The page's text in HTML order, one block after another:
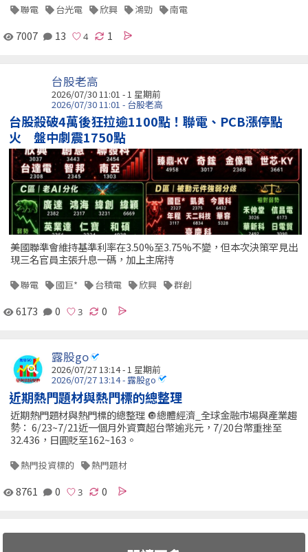
聯電 台光電 欣興 鴻勁 南電
7007 13 1
台股老高
2026/07/30 11:01 - 1 星期前
2026/07/30 11:01 - 台股老高
台股殺破4萬後狂拉逾1100點！聯電、PCB漲停點
火 盤中劇震1750點
美國聯準會維持基準利率在3.50%至3.75%不變，但本次決策罕見出
現三名官員主張升息一碼，加上主席持
聯電 國巨* 台積電 欣興 群創
6173 0 0
露股go
2026/07/27 13:14 - 1 星期前
2026/07/27 13:14 - 露股go
近期熱門題材與熱門標的總整理
近期熱門題材與熱門標的總整理 🔘總體經濟_全球金融市場與產業趨
勢： 6/23~7/21近一個月外資賣超台幣逾兆元，7/20台幣重挫至
32.436，日圓貶至162~163。
熱門投資標的 熱門題材
8761 0 0